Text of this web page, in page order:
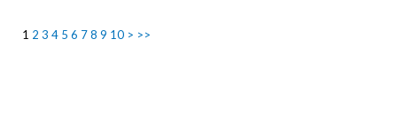
1 2 3 4 5 6 78 9 10 > >>